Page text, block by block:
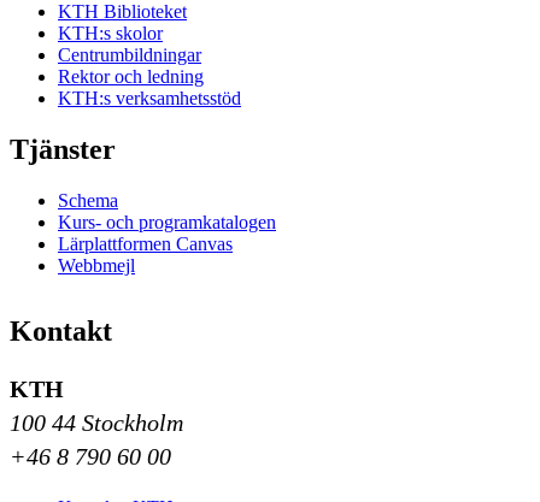
KTH Biblioteket
KTH:s skolor
Centrumbildningar
Rektor och ledning
KTH:s verksamhetsstöd
Tjänster
Schema
Kurs- och programkatalogen
Lärplattformen Canvas
Webbmejl
Kontakt
KTH
100 44 Stockholm
+46 8 790 60 00